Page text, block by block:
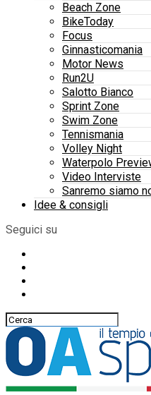
Beach Zone
BikeToday
Focus
Ginnasticomania
Motor News
Run2U
Salotto Bianco
Sprint Zone
Swim Zone
Tennismania
Volley Night
Waterpolo
Video Interviste
Sanremo siamo
Idee & consigli
Seguici su